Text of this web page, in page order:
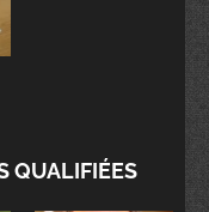
QUALIFIÉES